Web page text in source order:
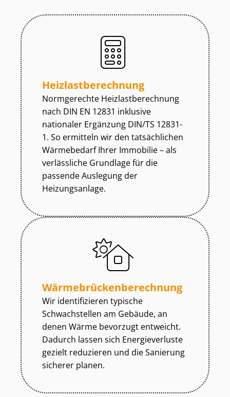
Heiz­last­be­rech­nung
Normgerechte Heiz­last­be­rech­nung
nach DIN EN 12831 inklusive
nationaler Ergänzung DIN/TS 12831-
1. So ermitteln wir den tatsächlichen
Wärmebedarf Ihrer Immobilie – als
verlässliche Grundlage für die
passende Auslegung der
Heizungsanlage.
Wär­me­brü­cken­be­rech­nung
Wir identifizieren typische
Schwachstellen am Gebäude, an
denen Wärme bevorzugt entweicht.
Dadurch lassen sich Energieverluste
gezielt reduzieren und die Sanierung
sicherer planen.